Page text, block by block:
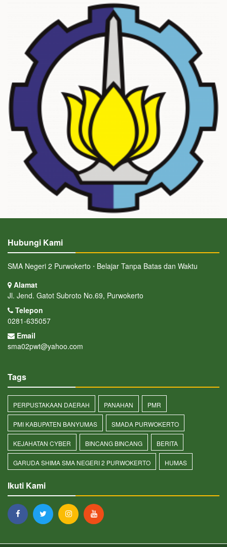
Hubungi Kami
SMA Negeri 2 Purwokerto ⋅ Belajar Tanpa Batas dan Waktu
Alamat
Jl. Jend. Gatot Subroto No.69, Purwokerto
Telepon
0281-635057
Email
sma02pwt@yahoo.com
Tags
PERPUSTAKAAN DAERAH PANAHAN PMR
PMI KABUPATEN BANYUMAS SMADA PURWOKERTO
KEJAHATAN CYBER BINCANG BINCANG BERITA
GARUDA SHIMA SMA NEGERI 2 PURWOKERTO HUMAS
Ikuti Kami